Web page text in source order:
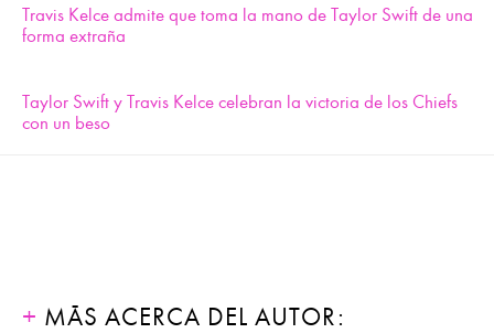
Travis Kelce admite que toma la mano de Taylor Swift de una
forma extraña
Taylor Swift y Travis Kelce celebran la victoria de los Chiefs
con un beso
MÁS ACERCA DEL AUTOR: